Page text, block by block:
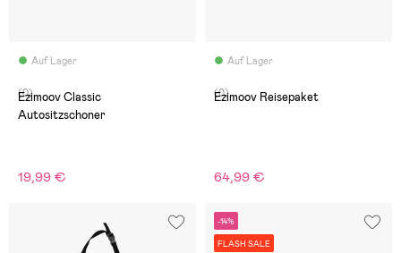
Auf Lager
(0)
Ezimoov Classic
Autositzschoner
19,99 €
Auf Lager
(0)
Ezimoov Reisepaket
64,99 €
-14%
FLASH SALE